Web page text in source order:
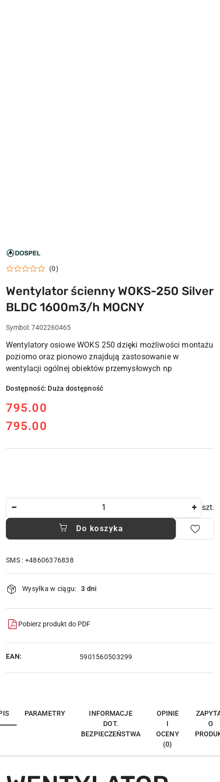
LOGO
DOSPEL
(0)
Wentylator ścienny WOKS-250 Silver
BLDC 1600m3/h MOCNY
Symbol:7402260465
Wentylatory osiowe WOKS 250 dzięki możliwości montażu
poziomo oraz pionowo znajdują zastosowanie w
wentylacji ogólnej obiektów przemysłowych np
Dostępność: Duża dostępność
cena:
795.00
Cena:
795.00
szt.
Do koszyka
SMS : +48606376838
i
dostawa
Wysyłka w ciągu: 3 dni
Pobierz produkt do PDF
EAN: 5901560503299
PARAMETRY
INFORMACJE
DOT.
BEZPIECZEŃSTWA
OPINIE
I
OCENY
(0)
O